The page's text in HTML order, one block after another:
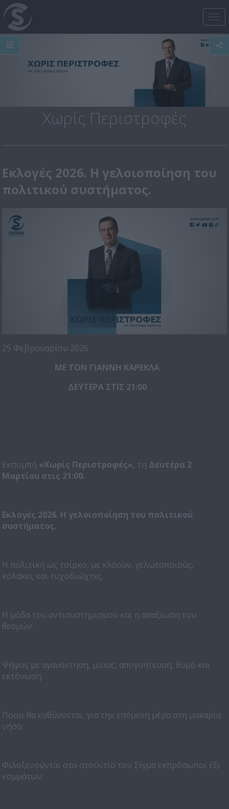
Χωρίς Περιστροφές
Εκλογές 2026. Η γελοιοποίηση του
πολιτικού συστήματος.
25 Φεβρουαρίου 2026
ΜΕ ΤΟΝ ΓΙΑΝΝΗ ΚΑΡΕΚΛΑ
ΔΕΥΤΕΡΑ ΣΤΙΣ 21:00
Εκπομπή «Χωρίς Περιστροφές», τη Δευτέρα 2
Μαρτίου στις 21:00.
Εκλογές 2026. Η γελοιοποίηση του πολιτικού
συστήματος.
Η πολιτική ως τσίρκο, με κλόουν, γελωτοποιούς,
κόλακες και τυχοδιώχτες.
Η μόδα του αντισυστημισμού και η απαξίωση του
θεσμών.
Ψήφος με αγανάκτηση, μίσος, απογοήτευση, θυμό και
εκτόνωση.
Ποιοι θα ευθύνονται για την επόμενη μέρα στη μακαρία
νήσο;
Φιλοξενούνται στο στούντιο του Σίγμα εκπρόσωποι έξι
κομμάτων.